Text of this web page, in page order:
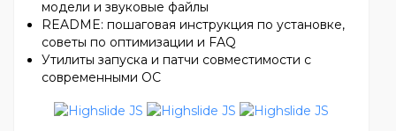
модели и звуковые файлы
README: пошаговая инструкция по установке,
советы по оптимизации и FAQ
Утилиты запуска и патчи совместимости с
современными ОС